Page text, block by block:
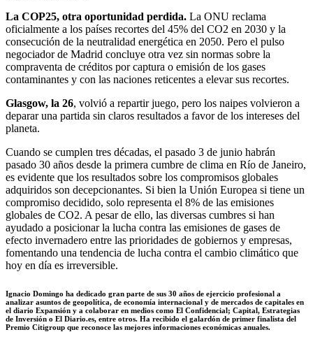
La COP25, otra oportunidad perdida. La ONU reclama
oficialmente a los países recortes del 45% del CO2 en 2030 y la
consecución de la neutralidad energética en 2050. Pero el pulso
negociador de Madrid concluye otra vez sin normas sobre la
compraventa de créditos por captura o emisión de los gases
contaminantes y con las naciones reticentes a elevar sus recortes.
Glasgow, la 26, volvió a repartir juego, pero los naipes volvieron a
deparar una partida sin claros resultados a favor de los intereses del
planeta.
Cuando se cumplen tres décadas, el pasado 3 de junio habrán
pasado 30 años desde la primera cumbre de clima en Río de Janeiro,
es evidente que los resultados sobre los compromisos globales
adquiridos son decepcionantes. Si bien la Unión Europea si tiene un
compromiso decidido, solo representa el 8% de las emisiones
globales de CO2. A pesar de ello, las diversas cumbres si han
ayudado a posicionar la lucha contra las emisiones de gases de
efecto invernadero entre las prioridades de gobiernos y empresas,
fomentando una tendencia de lucha contra el cambio climático que
hoy en día es irreversible.
Ignacio Domingo ha dedicado gran parte de sus 30 años de ejercicio profesional a
analizar asuntos de geopolítica, de economía internacional y de mercados de capitales en
el diario Expansión y a colaborar en medios como El Confidencial; Capital, Estrategias
de Inversión o El Diario.es, entre otros. Ha recibido el galardón de primer finalista del
Premio Citigroup que reconoce las mejores informaciones económicas anuales.